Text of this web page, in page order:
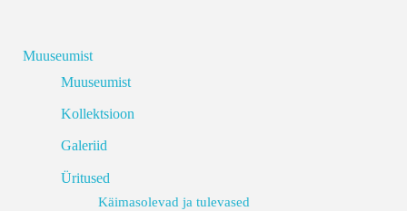
Muuseumist
Muuseumist
Kollektsioon
Galeriid
Üritused
Käimasolevad ja tulevased